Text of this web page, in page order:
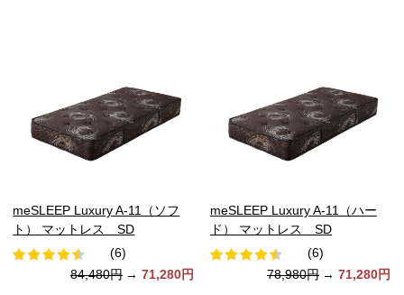
meSLEEP Luxury A-11（ソフ
ト） マットレス SD
(6)
84,480円 → 71,280円
meSLEEP Luxury A-11（ハー
ド） マットレス SD
(6)
78,980円 → 71,280円